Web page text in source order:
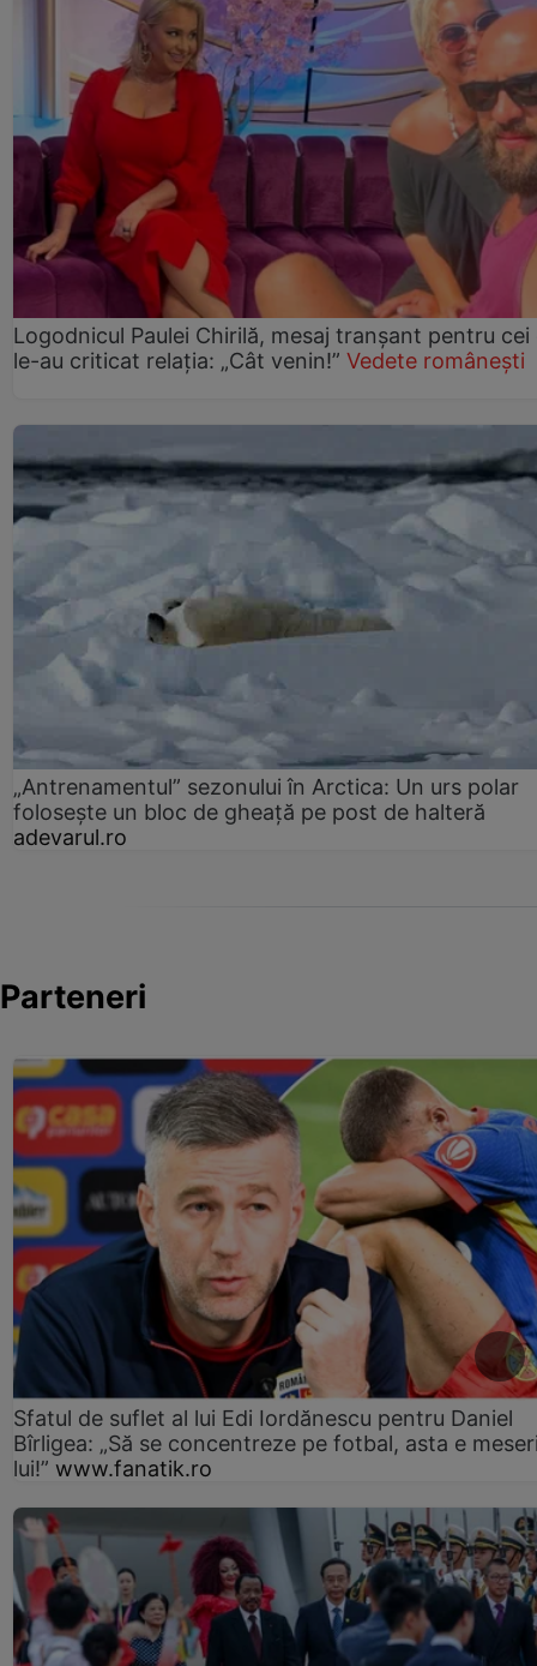
Logodnicul Paulei Chirilă, mesaj tranșant pentru cei
le-au criticat relația: „Cât venin!” Vedete românești
„Antrenamentul” sezonului în Arctica: Un urs polar
folosește un bloc de gheață pe post de halteră
adevarul.ro
Parteneri
Sfatul de suflet al lui Edi Iordănescu pentru Daniel
Bîrligea: „Să se concentreze pe fotbal, asta e
lui!” www.fanatik.ro